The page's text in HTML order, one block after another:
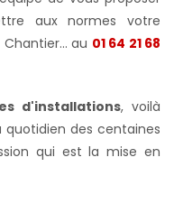
aux normes votre
au 01 64 21 68
d'installations, voilà
quotidien des centaines
qui est la mise en